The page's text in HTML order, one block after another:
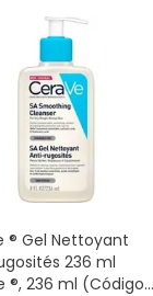
® Gel Nettoyant
236 ml
®, 236 ml (Código